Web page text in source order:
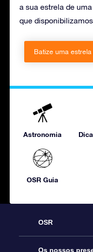
a sua estrela de
que
Batize uma
Astronomia
OSR Guia
OSR
Serviço
Os nossos